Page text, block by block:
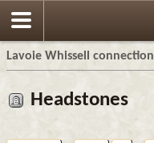
Lavoie Whissell connection
Headstones